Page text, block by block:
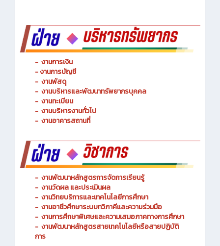
-งานการเงิน
- งานการบัญชี
- งานพัสดุ
- งานบริหารและพัฒนาทรัพยากรบุคคล
- งานทะเบียน
- งานบริหารงานทั่วไป
- งานพัฒนาหลักสูตรการจัดการเรียนรู้
- งานวัดผล และประเมินผล
- งานวิทยบริการและเทคโนโลยีการศึกษา
- งานอาชีวศึกษาระบบทวิภาคีและความร่วมมือ
- งานการศึกษาพิเศษและความเสมอภาคทางการศึกษา
- งานพัฒนาหลักสูตรสายเทคโนโลยีหรือสายปฏิบัติ